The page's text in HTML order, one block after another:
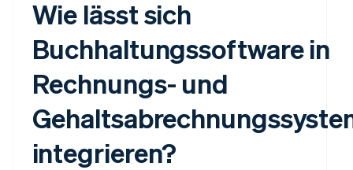
Wie lässt sich
Buchhaltungssoftware in
Rechnungs- und
integrieren?